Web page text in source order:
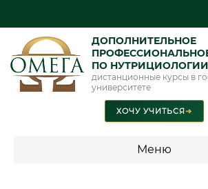
ДОПОЛНИТЕЛЬНОЕ
ПО НУТРИЦИОЛОГИИ
дистанционные курсы в
университете
ХОЧУ УЧИТЬСЯ➜
Меню